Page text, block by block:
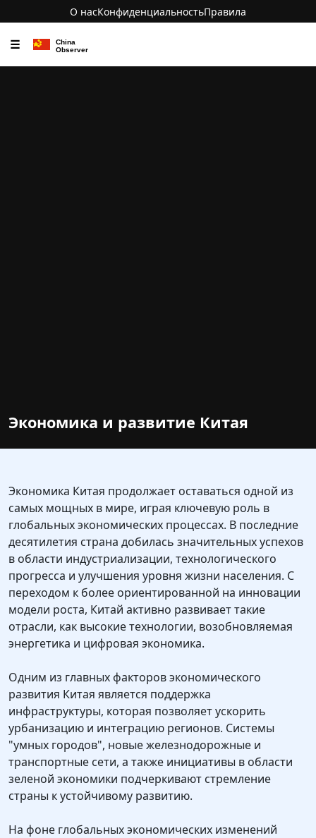
О насКонфиденциальностьПравила
☰
Экономика и развитие Китая
Экономика Китая продолжает оставаться одной из
самых мощных в мире, играя ключевую роль в
глобальных экономических процессах. В последние
десятилетия страна добилась значительных успехов
в области индустриализации, технологического
прогресса и улучшения уровня жизни населения. С
переходом к более ориентированной на инновации
модели роста, Китай активно развивает такие
отрасли, как высокие технологии, возобновляемая
энергетика и цифровая экономика.
Одним из главных факторов экономического
развития Китая является поддержка
инфраструктуры, которая позволяет ускорить
урбанизацию и интеграцию регионов. Системы
"умных городов", новые железнодорожные и
транспортные сети, а также инициативы в области
зеленой экономики подчеркивают стремление
страны к устойчивому развитию.
На фоне глобальных экономических изменений